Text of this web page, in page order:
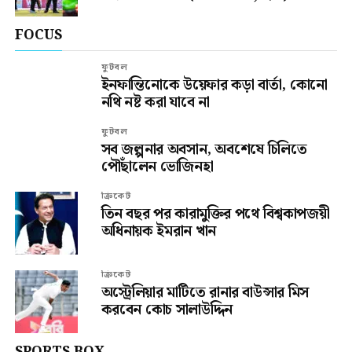
FOCUS
ফুটবল
ইনফান্তিনোকে উয়েফার কড়া বার্তা, কোনো
নথি নষ্ট করা যাবে না
ফুটবল
সব জল্পনার অবসান, অবশেষে চিলিতে
পৌঁছালেন ভোজিনহা
ক্রিকেট
তিন বছর পর কারামুক্তির পথে বিশ্বকাপজয়ী
অধিনায়ক ইমরান খান
ক্রিকেট
অস্ট্রেলিয়ার মাটিতে রানার বাউন্সার মিস
করবেন কোচ সালাউদ্দিন